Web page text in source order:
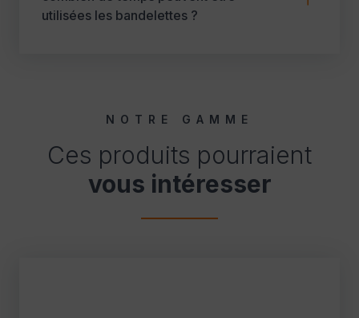
utilisées les bandelettes ?
NOTRE GAMME
Ces produits pourraient
vous intéresser